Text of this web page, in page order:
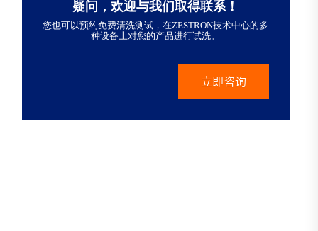
疑问，欢迎与我们取得联系！
您也可以预约免费清洗测试，在ZESTRON技术中心的多
种设备上对您的产品进行试洗。
立即咨询